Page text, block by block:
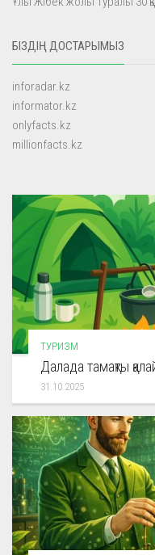
БІЗДІҢ ДОСТАРЫМЫЗ
inforadar.kz
informator.kz
onlyfacts.kz
millionfacts.kz
ТУРИЗМ
Далада тамақты
31.10.2025